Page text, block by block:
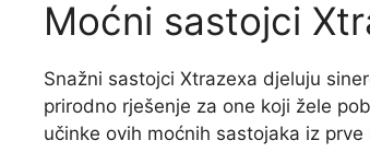
Moćni sastojci
Snažni sastojci Xtrazexa djeluju
prirodno rješenje za one koji žele
učinke ovih moćnih sastojaka iz prve